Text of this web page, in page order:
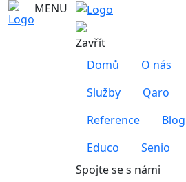
MENU
Zavřít
Domů
O nás
Služby
Qaro
Reference
Blog
Educo
Senio
Spojte se s námi